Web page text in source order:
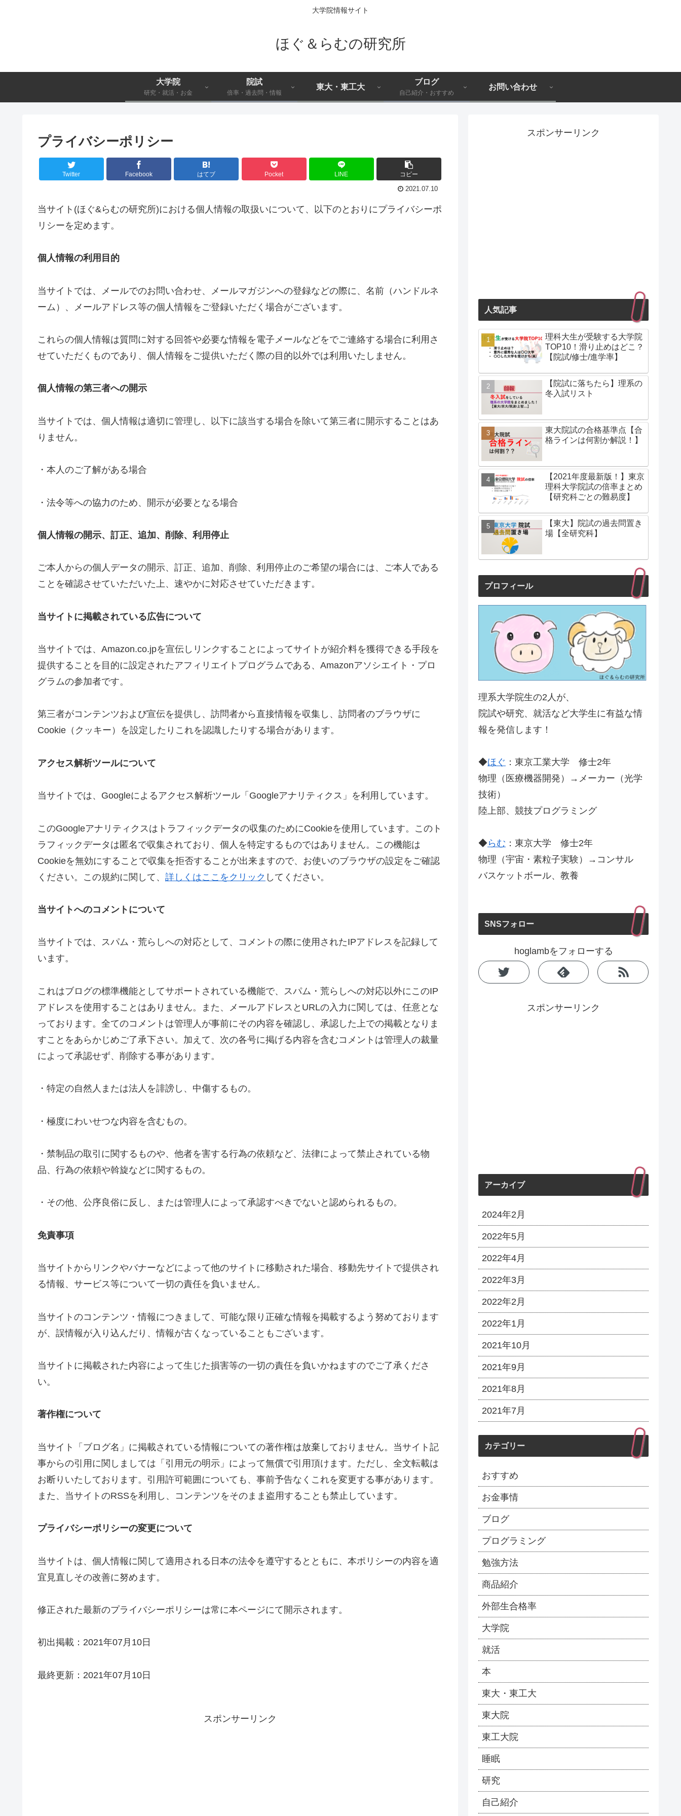
大学院情報サイト
ほぐ＆らむの研究所
大学院
研究・就活・お金
院試
倍率・過去問・情報
東大・東工大
ブログ
自己紹介・おすすめ
お問い合わせ
プライバシーポリシー
Twitter Facebook はてブ Pocket LINE コピー
2021.07.10
当サイト(ほぐ&らむの研究所)における個人情報の取扱いについて、以下のとおりにプライバシーポ
リシーを定めます。
個人情報の利用目的
当サイトでは、メールでのお問い合わせ、メールマガジンへの登録などの際に、名前（ハンドルネ
ーム）、メールアドレス等の個人情報をご登録いただく場合がございます。
これらの個人情報は質問に対する回答や必要な情報を電子メールなどをでご連絡する場合に利用さ
せていただくものであり、個人情報をご提供いただく際の目的以外では利用いたしません。
個人情報の第三者への開示
当サイトでは、個人情報は適切に管理し、以下に該当する場合を除いて第三者に開示することはあ
りません。
・本人のご了解がある場合
・法令等への協力のため、開示が必要となる場合
個人情報の開示、訂正、追加、削除、利用停止
ご本人からの個人データの開示、訂正、追加、削除、利用停止のご希望の場合には、ご本人である
ことを確認させていただいた上、速やかに対応させていただきます。
当サイトに掲載されている広告について
当サイトでは、Amazon.co.jpを宣伝しリンクすることによってサイトが紹介料を獲得できる手段を
提供することを目的に設定されたアフィリエイトプログラムである、Amazonアソシエイト・プロ
グラムの参加者です。
第三者がコンテンツおよび宣伝を提供し、訪問者から直接情報を収集し、訪問者のブラウザに
Cookie（クッキー）を設定したりこれを認識したりする場合があります。
アクセス解析ツールについて
当サイトでは、Googleによるアクセス解析ツール「Googleアナリティクス」を利用しています。
このGoogleアナリティクスはトラフィックデータの収集のためにCookieを使用しています。このト
ラフィックデータは匿名で収集されており、個人を特定するものではありません。この機能は
Cookieを無効にすることで収集を拒否することが出来ますので、お使いのブラウザの設定をご確認
ください。この規約に関して、 詳しくはここをクリック してください。
当サイトへのコメントについて
当サイトでは、スパム・荒らしへの対応として、コメントの際に使用されたIPアドレスを記録して
います。
これはブログの標準機能としてサポートされている機能で、スパム・荒らしへの対応以外にこのIP
アドレスを使用することはありません。また、メールアドレスとURLの入力に関しては、任意とな
っております。全てのコメントは管理人が事前にその内容を確認し、承認した上での掲載となりま
すことをあらかじめご了承下さい。加えて、次の各号に掲げる内容を含むコメントは管理人の裁量
によって承認せず、削除する事があります。
・特定の自然人または法人を誹謗し、中傷するもの。
・極度にわいせつな内容を含むもの。
・禁制品の取引に関するものや、他者を害する行為の依頼など、法律によって禁止されている物
品、行為の依頼や斡旋などに関するもの。
・その他、公序良俗に反し、または管理人によって承認すべきでないと認められるもの。
免責事項
当サイトからリンクやバナーなどによって他のサイトに移動された場合、移動先サイトで提供され
る情報、サービス等について一切の責任を負いません。
当サイトのコンテンツ・情報につきまして、可能な限り正確な情報を掲載するよう努めております
が、誤情報が入り込んだり、情報が古くなっていることもございます。
当サイトに掲載された内容によって生じた損害等の一切の責任を負いかねますのでご了承くださ
い。
著作権について
当サイト「ブログ名」に掲載されている情報についての著作権は放棄しておりません。当サイト記
事からの引用に関しましては「引用元の明示」によって無償で引用頂けます。ただし、全文転載は
お断りいたしております。引用許可範囲についても、事前予告なくこれを変更する事があります。
また、当サイトのRSSを利用し、コンテンツをそのまま盗用することも禁止しています。
プライバシーポリシーの変更について
当サイトは、個人情報に関して適用される日本の法令を遵守するとともに、本ポリシーの内容を適
宜見直しその改善に努めます。
修正された最新のプライバシーポリシーは常に本ページにて開示されます。
初出掲載：2021年07月10日
最終更新：2021年07月10日
スポンサーリンク
スポンサーリンク
人気記事
理科大生が受験する大学院
TOP10！滑り止めはどこ？
【院試/修士/進学率】
【院試に落ちたら】理系の
冬入試リスト
東大院試の合格基準点【合
格ラインは何割か解説！】
【2021年度最新版！】東京
理科大学院試の倍率まとめ
【研究科ごとの難易度】
【東大】院試の過去問置き
場【全研究科】
プロフィール
理系大学院生の2人が、
院試や研究、就活など大学生に有益な情
報を発信します！
◆ほぐ ：東京工業大学 修士2年
物理（医療機器開発）→メーカー（光学
技術）
陸上部、競技プログラミング
◆らむ ：東京大学 修士2年
物理（宇宙・素粒子実験）→コンサル
バスケットボール、教養
SNSフォロー
hoglambをフォローする
スポンサーリンク
アーカイブ
2024年2月
2022年5月
2022年4月
2022年3月
2022年2月
2022年1月
2021年10月
2021年9月
2021年8月
2021年7月
カテゴリー
おすすめ
お金事情
ブログ
プログラミング
勉強方法
商品紹介
外部生合格率
大学院
就活
本
東大・東工大
東大院
東工大院
睡眠
研究
自己紹介